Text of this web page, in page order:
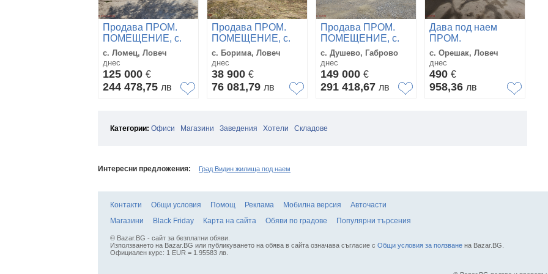
Продава ПРОМ.
ПОМЕЩЕНИЕ, с.
Ломец, област
Ловеч
с. Ломец, Ловеч
днес
125 000 €
244 478,75 лв
Продава ПРОМ.
ПОМЕЩЕНИЕ, с.
Борима, област
Ловеч
с. Борима, Ловеч
днес
38 900 €
76 081,79 лв
Продава ПРОМ.
ПОМЕЩЕНИЕ, с.
Душево, област
Габрово
с. Душево, Габрово
днес
149 000 €
291 418,67 лв
Дава под наем
ПРОМ.
ПОМЕЩЕНИЕ, с.
Орешак, област
Ловеч
с. Орешак, Ловеч
днес
490 €
958,36 лв
Категории: Офиси Магазини Заведения Хотели Складове
Интересни предложения: Град Видин жилища под наем
Контакти Общи условия Помощ Реклама Мобилна версия
Авточасти
Магазини
Black Friday Карта на сайта Обяви по градове Популярни търсения
© Bazar.BG - сайт за безплатни обяви.
Използването на Bazar.BG или публикуването на обява в сайта означава съгласие с Общи условия за ползване на Bazar.BG.
Официален курс: 1 EUR = 1.95583 лв.